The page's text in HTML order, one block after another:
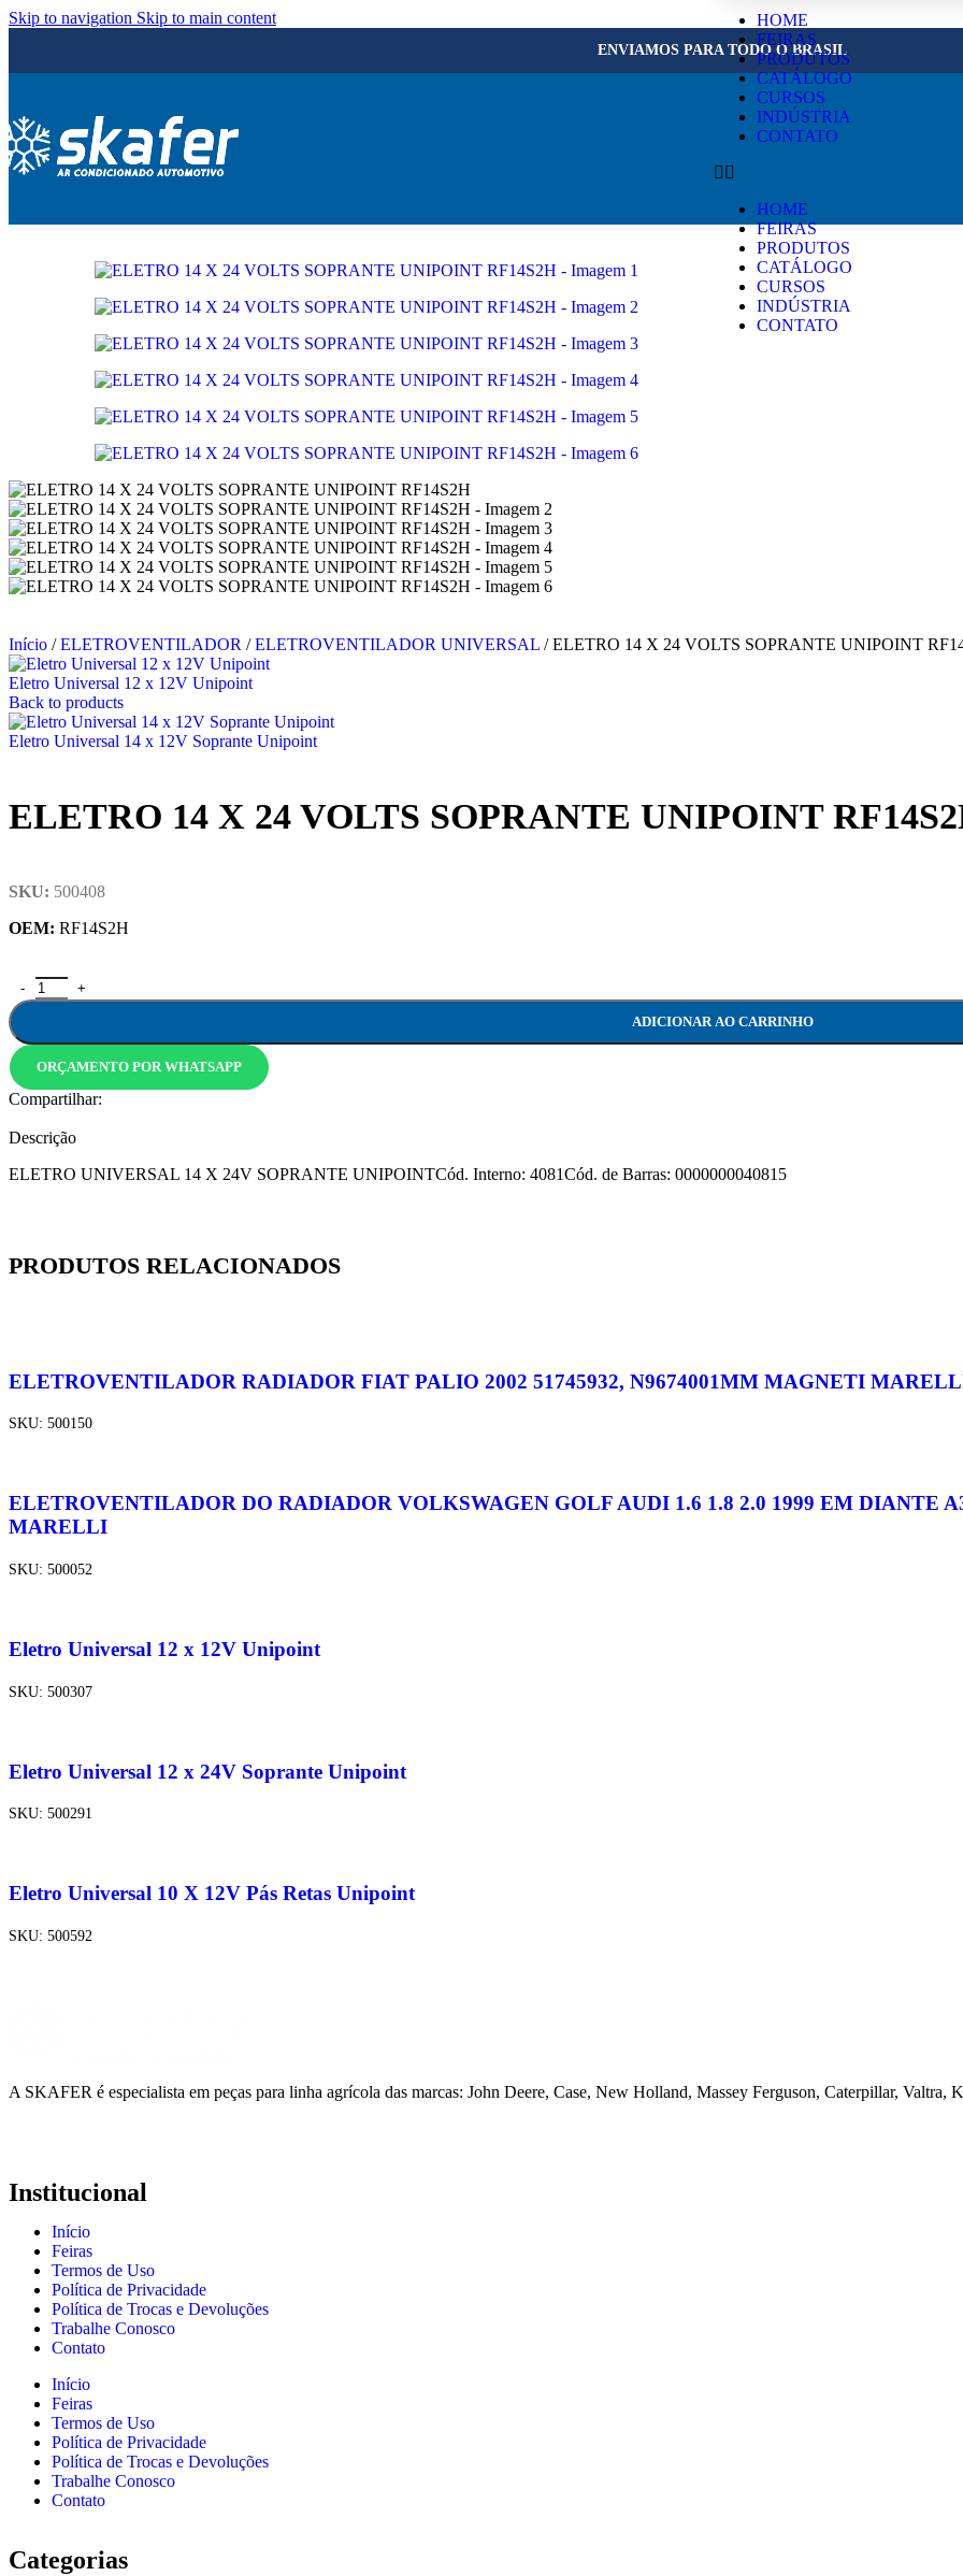
Skip to navigation Skip to main content
ENVIAMOS PARA TODO O BRASIL
HOME
FEIRAS
PRODUTOS
CATÁLOGO
CURSOS
INDÚSTRIA
CONTATO
HOME
FEIRAS
PRODUTOS
CATÁLOGO
CURSOS
INDÚSTRIA
CONTATO
Início / ELETROVENTILADOR / ELETROVENTILADOR UNIVERSAL / ELETRO 14 X 24 VOLTS SOPRANTE UNIPOINT
Eletro Universal 12 x 12V Unipoint
Back to products
Eletro Universal 14 x 12V Soprante Unipoint
ELETRO 14 X 24 VOLTS SOPRANTE UNIPOINT
SKU: 500408
OEM: RF14S2H
ADICIONAR AO CARRINHO
ORÇAMENTO POR WHATSAPP
Compartilhar:
Descrição
ELETRO UNIVERSAL 14 X 24V SOPRANTE UNIPOINTCód. Interno: 4081Cód. de Barras: 0000000040815
PRODUTOS RELACIONADOS
ELETROVENTILADOR RADIADOR FIAT PALIO 2002 51745932, N9674001MM MAGNETI
SKU: 500150
ELETROVENTILADOR DO RADIADOR VOLKSWAGEN GOLF AUDI 1.6 1.8 2.0 1999 EM DIANTE
MARELLI
SKU: 500052
Eletro Universal 12 x 12V Unipoint
SKU: 500307
Eletro Universal 12 x 24V Soprante Unipoint
SKU: 500291
Eletro Universal 10 X 12V Pás Retas Unipoint
SKU: 500592
A SKAFER é especialista em peças para linha agrícola das marcas: John Deere, Case, New Holland, Massey Ferguson, Caterpillar, Valtra,
Institucional
Início
Feiras
Termos de Uso
Política de Privacidade
Política de Trocas e Devoluções
Trabalhe Conosco
Contato
Início
Feiras
Termos de Uso
Política de Privacidade
Política de Trocas e Devoluções
Trabalhe Conosco
Contato
Categorias